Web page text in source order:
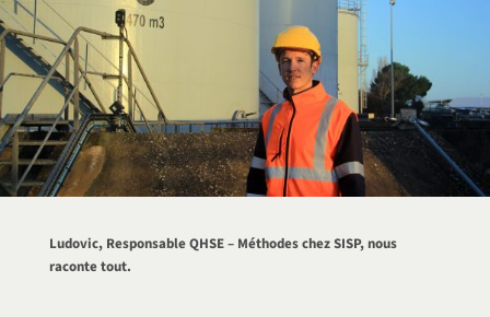
Ludovic, Responsable QHSE – Méthodes chez SISP, nous
raconte tout.